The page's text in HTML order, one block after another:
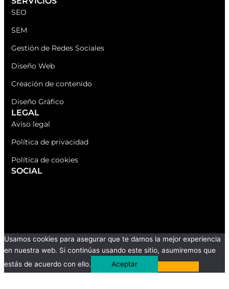
SEO
SEM
Gestión de Redes Sociales
Diseño Web
Creación de contenido
Diseño Gráfico
LEGAL
Aviso legal
Política de privacidad
Política de cookies
SOCIAL
c
e
s
t
n
k
Usamos cookies para asegurar que te damos la mejor experiencia
en nuestra web. Si continúas usando este sitio, asumiremos que
estás de acuerdo con ello.
Aceptar